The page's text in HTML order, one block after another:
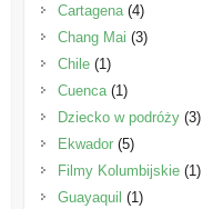
Cartagena(4)
Chang Mai (3)
Chile(1)
Cuenca(1)
Dziecko w podróży(3)
Ekwador(5)
Filmy Kolumbijskie(1)
Guayaquil (1)